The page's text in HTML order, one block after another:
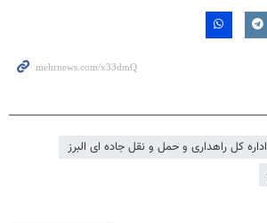
اداره کل راهداری و حمل و نقل جاده ای البرز